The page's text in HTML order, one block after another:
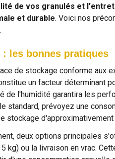
de vos granulés et
et durable. Voici nos
les bonnes pratiques
de stockage conforme aux
un facteur déterminant
de l'humidité garantira les
standard, prévoyez une
stockage d'approximativement
deux options principales
kg) ou la livraison en vrac.